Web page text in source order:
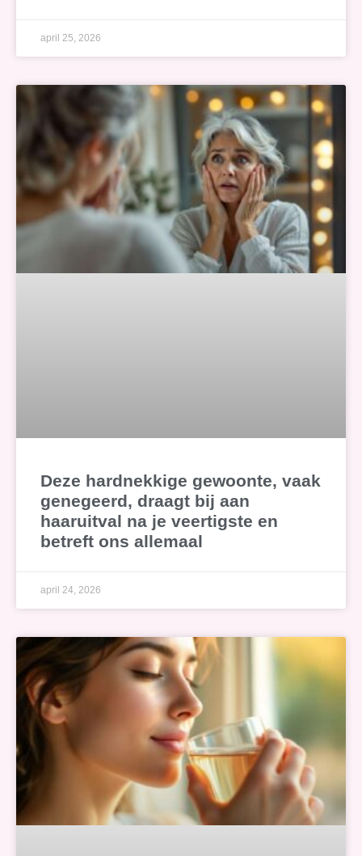
april 25, 2026
Deze hardnekkige gewoonte, vaak
genegeerd, draagt bij aan
haaruitval na je veertigste en
betreft ons allemaal
april 24, 2026